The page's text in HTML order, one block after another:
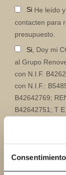
Consentimiento
Si He leído
contacten para
presupuesto.
Si, Doy mi
al Grupo
con N.I.F.
con N.I.F.:
B42642769;
B42642751; T
EMANANTIAL,
publicidad y
medio.